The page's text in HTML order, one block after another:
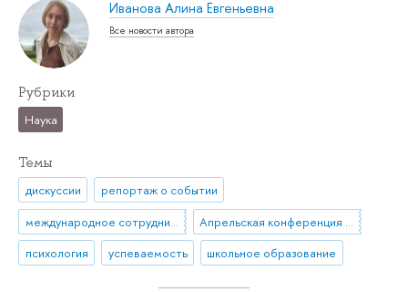
Иванова Алина Евгеньевна
Все новости автора
Рубрики
Наука
Темы
дискуссии
репортаж о событии
международное сотрудничество
Апрельская конференция ВШЭ
психология
успеваемость школьное образование